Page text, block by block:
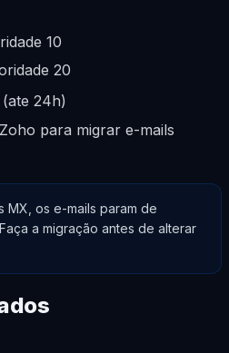
10
20
24h)
para migrar e-mails
MX, os e-mails param de
a migração antes de alterar